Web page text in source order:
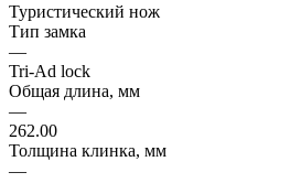
Туристический нож
Тип замка
—
Tri-Ad lock
Общая длина, мм
—
262.00
Толщина клинка, мм
—